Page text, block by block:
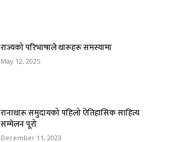
राज्यको परिभाषाले थारूहरू समस्यामा
May 12, 2025
रानाथारू समुदायको पहिलो ऐतिहासिक साहित्य
सम्मेलन पूरो
December 11, 2023